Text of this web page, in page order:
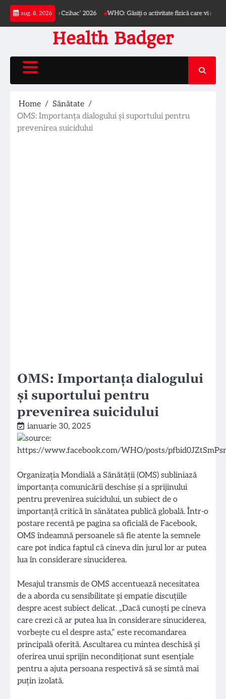
Skip
content
aug. 8, 2026
‘Dr. Iacob Czihac’ 2026 WHO: Găsiți o activitate fizică care vi se potrivește
Health Badger
Home
Sănătate
OMS: Importanța dialogului și suportului pentru
prevenirea suicidului
OMS: Importanța dialogului
și suportului pentru
prevenirea suicidului
ianuarie 30, 2025
Organizația Mondială a Sănătății (OMS) subliniază
importanța comunicării deschise și a sprijinului
pentru prevenirea suicidului, un subiect de o
importanță critică în sănătatea publică globală. Într-o
postare recentă pe pagina sa oficială de Facebook,
OMS îndeamnă persoanele să fie atente la semnele
care pot indica faptul că cineva din jurul lor ar putea
lua în considerare sinuciderea.
Mesajul transmis de OMS accentuează necesitatea
de a aborda cu sensibilitate și empatie discuțiile
despre acest subiect delicat. „Dacă cunoști pe cineva
care crezi că ar putea lua în considerare sinuciderea,
vorbește cu el despre asta,” este recomandarea
principală oferită. Ascultarea cu mintea deschisă și
oferirea unui sprijin necondiționat sunt esențiale
pentru a ajuta persoana respectivă să se simtă mai
puțin izolată.